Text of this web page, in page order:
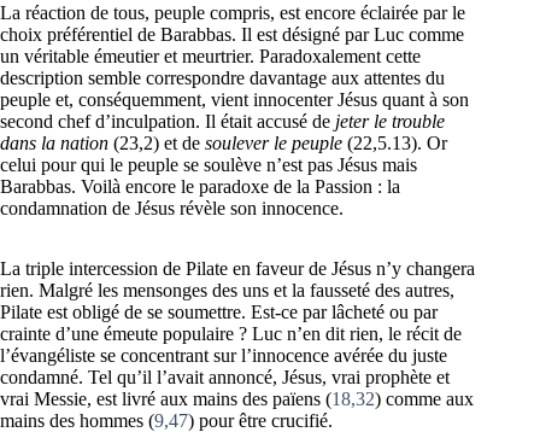
La réaction de tous, peuple compris, est encore éclairée par le
choix préférentiel de Barabbas. Il est désigné par Luc comme
un véritable émeutier et meurtrier. Paradoxalement cette
description semble correspondre davantage aux attentes du
peuple et, conséquemment, vient innocenter Jésus quant à son
second chef d’inculpation. Il était accusé de jeter le trouble
dans la nation (23,2) et de soulever le peuple (22,5.13). Or
celui pour qui le peuple se soulève n’est pas Jésus mais
Barabbas. Voilà encore le paradoxe de la Passion : la
condamnation de Jésus révèle son innocence.
La triple intercession de Pilate en faveur de Jésus n’y changera
rien. Malgré les mensonges des uns et la fausseté des autres,
Pilate est obligé de se soumettre. Est-ce par lâcheté ou par
crainte d’une émeute populaire ? Luc n’en dit rien, le récit de
l’évangéliste se concentrant sur l’innocence avérée du juste
condamné. Tel qu’il l’avait annoncé, Jésus, vrai prophète et
vrai Messie, est livré aux mains des païens (18,32) comme aux
mains des hommes (9,47) pour être crucifié.